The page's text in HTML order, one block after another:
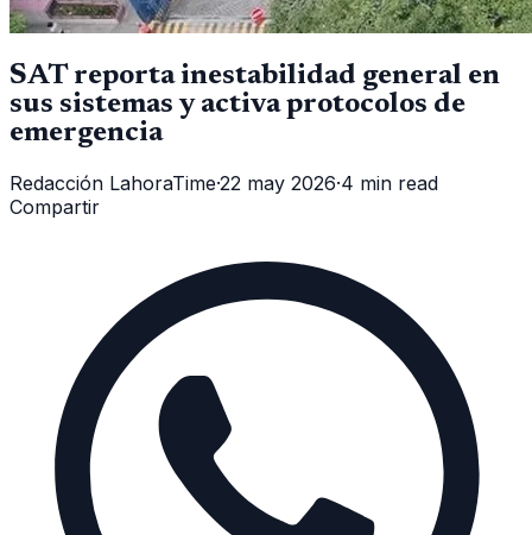
SAT reporta inestabilidad general en
sus sistemas y activa protocolos de
emergencia
Redacción LahoraTime·22 may 2026·4 min read
Compartir